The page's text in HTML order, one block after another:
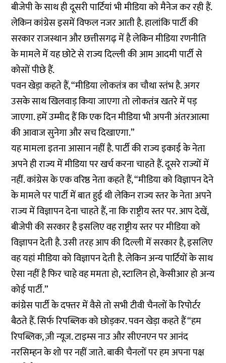
बीजेपी के साथ ही दूसरी पार्टियां भी मीडिया को मैनेज कर रही हैं.
लेकिन कांग्रेस इसमें विफल नजर आती है. हालांकि पार्टी की
सरकार राजस्थान और छत्तीसगढ़ में है लेकिन मीडिया रणनीति
के मामले में यह छोटे से राज्य दिल्ली की आम आदमी पार्टी से
कोसों पीछे हैं.
पवन खेड़ा कहते हैं, “मीडिया लोकतंत्र का चौथा स्तंभ है. अगर
उसके साथ खिलवाड़ किया जाएगा तो लोकतंत्र खतरे में पड़
जाएगा. हमें उम्मीद हैं कि एक दिन मीडिया भी अपनी अंतरआत्मा
की आवाज सुनेगा और सच दिखाएगा.”
यह मामला इतना आसान नहीं है. पार्टी की राज्य इकाई के नेता
अपने ही राज्य में मीडिया पर खर्च करना चाहते हैं. दूसरे राज्यों में
नहीं. कांग्रेस के एक वरिष्ठ नेता कहते हैं, “मीडिया को विज्ञापन देने
के मामले पर पार्टी में बात हुई थी लेकिन राज्य स्तर के नेता अपने
राज्य में विज्ञापन देना चाहते हैं, ना कि राष्ट्रीय स्तर पर. आप देखें,
बीजेपी की सरकार है इसलिए वह राष्ट्रीय स्तर पर मीडिया को
विज्ञापन देती है. उसी तरह आप की दिल्ली में सरकार है, इसलिए
वह यहां मीडिया को विज्ञापन देती है. लेकिन अन्य पार्टियों के साथ
ऐसा नहीं है फिर चाहे वह ममता हो, स्टालिन हो, केसीआर हो अन्य
कोई पार्टी.”
कांग्रेस पार्टी के दफ्तर में वैसे तो सभी टीवी चैनलों के रिपोर्टर
बैठते हैं. सिर्फ रिपब्लिक को छोड़कर. पवन खेड़ा कहते हैं “हम
रिपब्लिक, ज़ी न्यूज. टाइम्स नाउ और सीएनएन पर आनंद
नरसिम्हन के शो पर नहीं जाते. बाकी चैनलों पर हम अपना पक्ष